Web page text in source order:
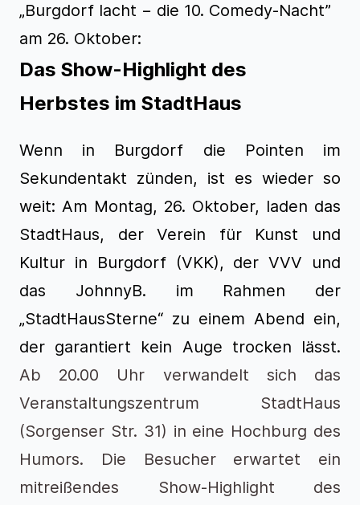
„Burgdorf lacht − die 10. Comedy-Nacht”
am 26. Oktober:
Das Show-Highlight des
Herbstes im StadtHaus
Wenn in Burgdorf die Pointen im
Sekundentakt zünden, ist es wieder so
weit: Am Montag, 26. Oktober, laden das
StadtHaus, der Verein für Kunst und
Kultur in Burgdorf (VKK), der VVV und
das JohnnyB. im Rahmen der
„StadtHausSterne“ zu einem Abend ein,
der garantiert kein Auge trocken lässt.
Ab 20.00 Uhr verwandelt sich das
Veranstaltungszentrum StadtHaus
(Sorgenser Str. 31) in eine Hochburg des
Humors. Die Besucher erwartet ein
mitreißendes Show-Highlight des